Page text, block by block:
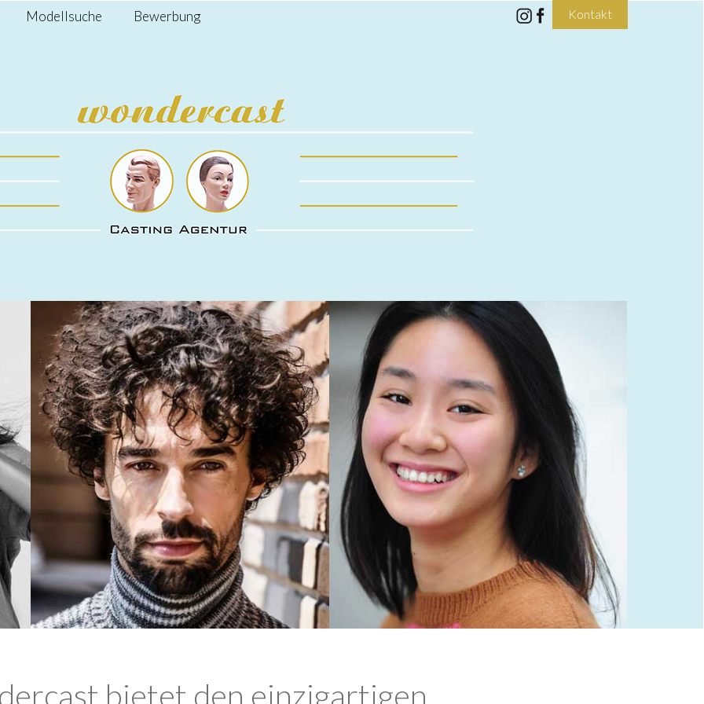
Modellsuche Bewerbung Kontakt
bietet den einzigartigen